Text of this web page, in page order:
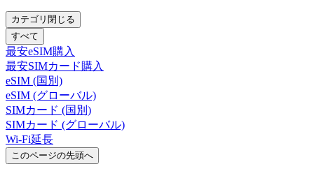
カテゴリ閉じる
すべて
最安eSIM購入
最安SIMカード購入
eSIM (国別)
eSIM (グローバル)
SIMカード (国別)
SIMカード (グローバル)
Wi-Fi延長
このページの先頭へ